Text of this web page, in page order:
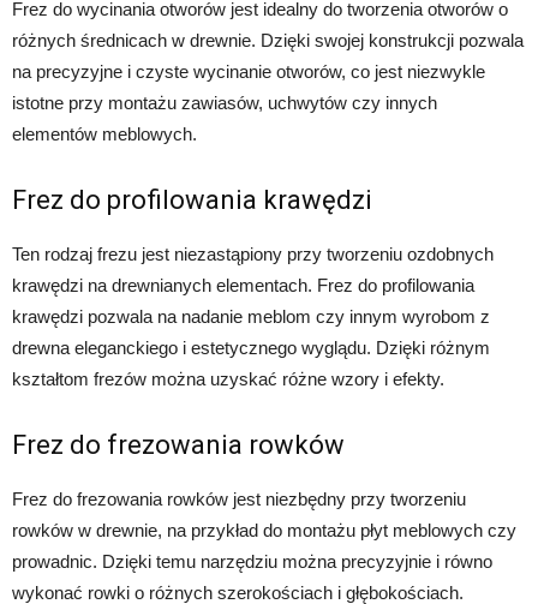
Frez do wycinania otworów jest idealny do tworzenia otworów o
różnych średnicach w drewnie. Dzięki swojej konstrukcji pozwala
na precyzyjne i czyste wycinanie otworów, co jest niezwykle
istotne przy montażu zawiasów, uchwytów czy innych
elementów meblowych.
Frez do profilowania krawędzi
Ten rodzaj frezu jest niezastąpiony przy tworzeniu ozdobnych
krawędzi na drewnianych elementach. Frez do profilowania
krawędzi pozwala na nadanie meblom czy innym wyrobom z
drewna eleganckiego i estetycznego wyglądu. Dzięki różnym
kształtom frezów można uzyskać różne wzory i efekty.
Frez do frezowania rowków
Frez do frezowania rowków jest niezbędny przy tworzeniu
rowków w drewnie, na przykład do montażu płyt meblowych czy
prowadnic. Dzięki temu narzędziu można precyzyjnie i równo
wykonać rowki o różnych szerokościach i głębokościach.